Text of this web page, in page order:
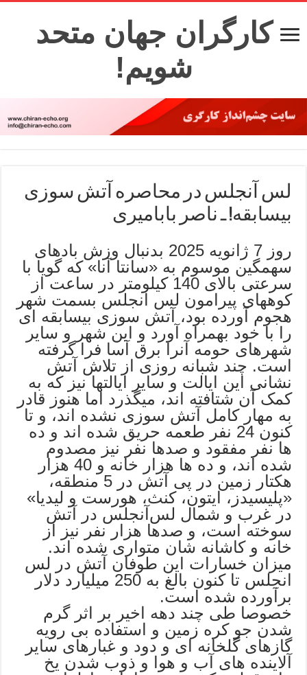
کارگران جهان متحد
شویم!
لس آنجلس در محاصره آتش سوزی
بیسابقه! ـ ناصر بابامیری
روز 7 ژانویه 2025 بدنبال وزش بادهای
سهمگین موسوم به «سانتا آنا» که گویا با
سرعتی بالای 140 کیلومتر در ساعت از
کوههای پیرامون لس انجلس بسمت شهر
هجوم آورده بود، آتش سوزی بیسابقه ای
را با خود بهمراه آورد و این شهر و سایر
شهرهای حومه آنرا برق آسا فرا گرفته
است. چند شبانه روزی از تلاش آتش
نشانی این ایالت و سایر ایالتها نیز که به
کمک آن شتافته اند، میگذرد اما هنوز قادر
به مهار کامل آتش سوزی نشده اند، و تا
کنون 24 نفر طعمه حریق شده اند و ده
ها نفر مفقود و صدها نفر نیز مصدوم
شده اند، و ده ها هزار خانه و 40 هزار
هکتار زمین در پی آتش در 5 منطقه،
«پلیسیدز، ایتون، کنث، هورست و لیدیا»
در غرب و شمال لس‌آنجلس در آتش
سوخته است، و صدها هزار نفر نیز از
خانه و کاشانه شان متواری شده اند.
میزان خسارات این طوفان آتش در لس
انجلس تا کنون بالغ به 250 میلیارد دلار
برآورده شده است.
خصوصا طی چند دهه اخیر بر اثر گرم
شدن جو کره زمین و استفاده بی رویه
گازهای گلخانه ای و دود و غبارهای سایر
آلاینده های آب و هوا و ذوب شدن یخ